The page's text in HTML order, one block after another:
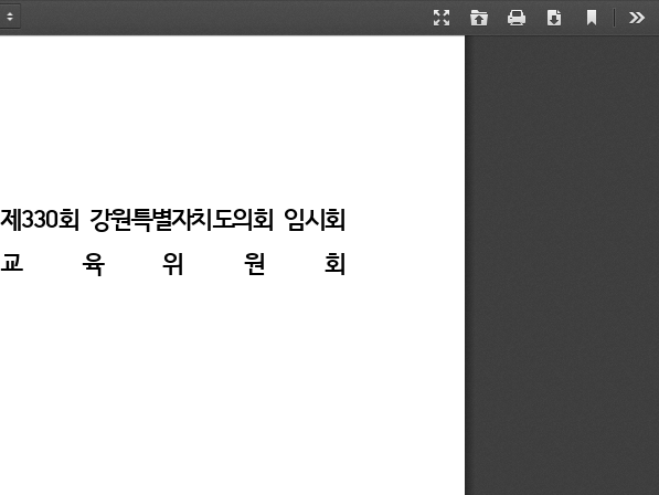
Presentation
Open Print Download
Current
제330회 강원특별자치도의회 임시회
교  육  위  원  회